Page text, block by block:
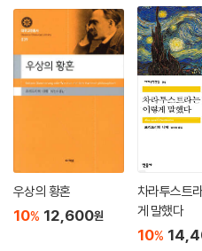
가능성에 대해 자문한다.
버틀러는 저항이 담론 그 자체로부터
분석학적 시각을 통해 푸코의 이론들
고 지지하는 법이 없다면 어떤 욕망도
은 권력 구조 외부에 존재하는 것이
버틀러의 권력에의 예속과 종속, 주
화된 정체성과의 연관성으로 이어진
이론을 통해 동성애, 드래그(drag)
우상의 황혼
10% 12,600원
차라투스트
게 말했다
10%